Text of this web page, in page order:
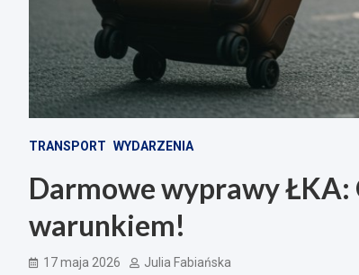
TRANSPORT WYDARZENIA
Darmowe wyprawy
warunkiem!
17 maja 2026 Julia Fabiańska